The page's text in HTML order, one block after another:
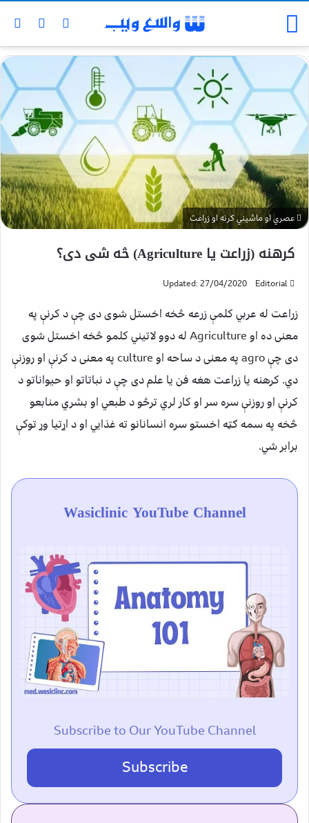
عصري او ماشیني کرنه او زراعت
کرهنه (زراعت یا Agriculture) څه شی دی؟
Editorial
Updated: 27/04/2020
زراعت له عربي کلمې زرعه څخه اخستل شوی دی چې د کرنې په
معنی ده او Agriculture له دوو لاتیني کلمو څخه اخستل شوی
دی چې agro په معنی د ساحه او culture په معنی د کرنې او روزنې
دي. کرهنه یا زراعت هغه فن یا علم دی چې د نباتاتو او حیواناتو د
کرنې او روزنې سره سر او کار لري ترڅو د طبعي او بشري منابعو
څخه په سمه ګټه اخستو سره انسانانو ته غذایي او د اړتیا وړ توکې
برابر شي.
Wasiclinic YouTube Channel
Subscribe to Our YouTube Channel
Subscribe